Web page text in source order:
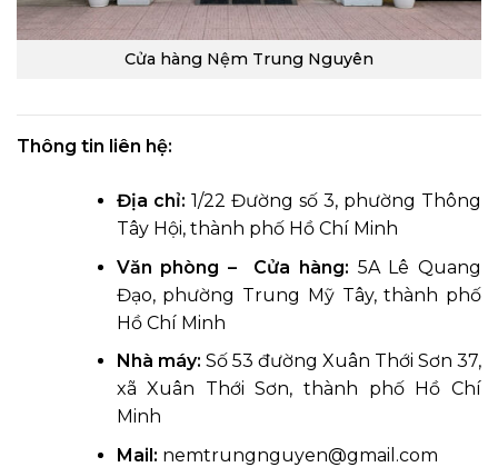
Cửa hàng Nệm Trung Nguyên
Thông tin liên hệ:
Địa chỉ: 1/22 Đường số 3, phường Thông
Tây Hội, thành phố Hồ Chí Minh
Văn phòng – Cửa hàng: 5A Lê Quang
Đạo, phường Trung Mỹ Tây, thành phố
Hồ Chí Minh
Nhà máy: Số 53 đường Xuân Thới Sơn 37,
xã Xuân Thới Sơn, thành phố Hồ Chí
Minh
Mail: nemtrungnguyen@gmail.com